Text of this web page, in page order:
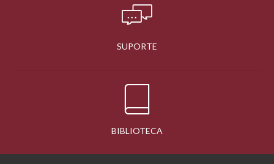
SUPORTE
BIBLIOTECA